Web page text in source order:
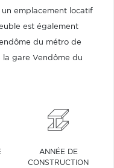
emplacement locatif
est également
du métro de
la gare Vendôme du
ANNÉE DE
CONSTRUCTION